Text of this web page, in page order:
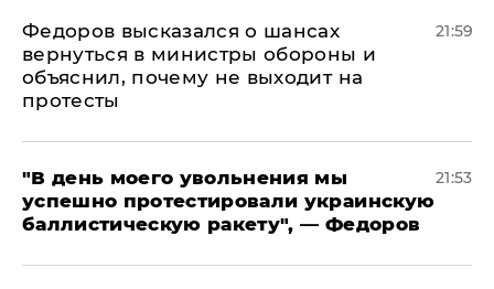
Федоров высказался о шансах
вернуться в министры обороны и
объяснил, почему не выходит на
протесты
21:59
​"В день моего увольнения мы
успешно протестировали украинскую
баллистическую ракету", — Федоров
21:53